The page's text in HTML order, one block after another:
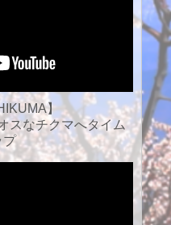
】
スなチクマへタイム
プ